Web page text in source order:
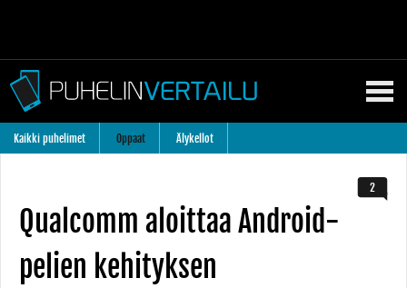
Kaikki puhelimet Oppaat Älykellot
Qualcomm aloittaa Android-
pelien kehityksen
2